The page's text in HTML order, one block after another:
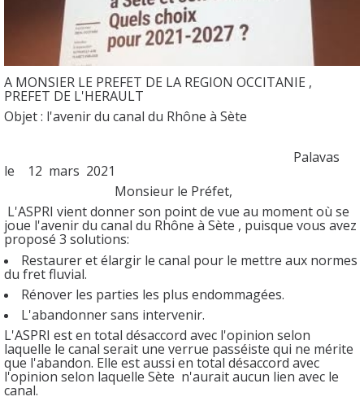
A MONSIER LE PREFET DE LA REGION OCCITANIE ,
PREFET DE L'HERAULT
Objet : l'avenir du canal du Rhône à Sète
Palavas
le 12 mars 2021
Monsieur le Préfet,
L'ASPRI vient donner son point de vue au moment où se
joue l'avenir du canal du Rhône à Sète , puisque vous avez
proposé 3 solutions:
Restaurer et élargir le canal pour le mettre aux normes
du fret fluvial.
Rénover les parties les plus endommagées.
L'abandonner sans intervenir.
L'ASPRI est en total désaccord avec l'opinion selon
laquelle le canal serait une verrue passéiste qui ne mérite
que l'abandon. Elle est aussi en total désaccord avec
l'opinion selon laquelle Sète n'aurait aucun lien avec le
canal.